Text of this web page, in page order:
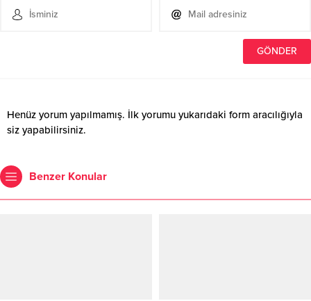
Henüz yorum yapılmamış. İlk yorumu yukarıdaki form aracılığıyla
siz yapabilirsiniz.
Benzer Konular